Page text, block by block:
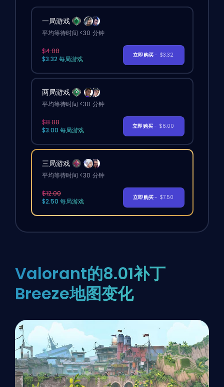
一局游戏
平均等待时间 <30 分钟
$4.00
$3.32 每局游戏
立即购买- $3.32
两局游戏
平均等待时间 <30 分钟
$8.00
$3.00 每局游戏
立即购买- $6.00
三局游戏
平均等待时间 <30 分钟
$12.00
$2.50 每局游戏
立即购买- $7.50
Valorant的8.01补丁
Breeze地图变化